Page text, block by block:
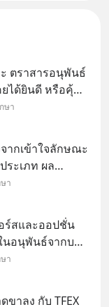
ตราสารอนุพันธ์
ได้ยินดี หรือคุ้นหู
งๆ แต่อาจจะ
อะไร มี
าอย่างไร ดัง
ษา
ากเข้าใจลักษณะ
ะเภท ผล
กบทความก่อน
และทำความ
รลงทุนใน
น
า
ร์สและออปชั่น
อนุพันธ์จากบทที่
ซื้อขาย โดย
ส่งคำสั่งซื้อขาย
นั้นจึงเ
า
าลง กับ TFEX